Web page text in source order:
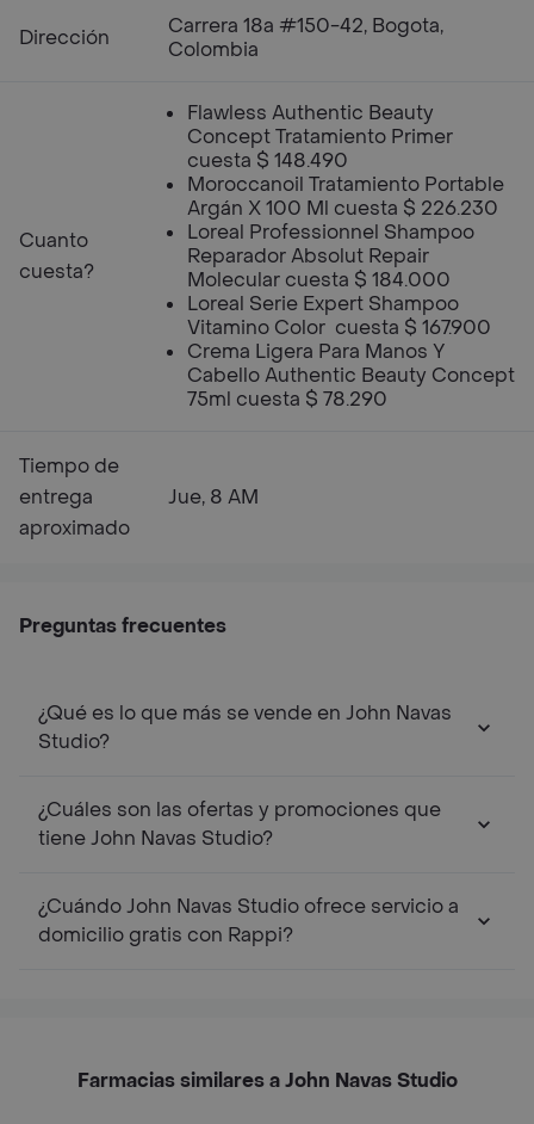
Dirección
Carrera 18a #150-42, Bogota,
Colombia
Cuanto
cuesta?
Flawless Authentic Beauty
Concept Tratamiento Primer
cuesta $ 148.490
Moroccanoil Tratamiento Portable
Argán X 100 Ml cuesta $ 226.230
Loreal Professionnel Shampoo
Reparador Absolut Repair
Molecular cuesta $ 184.000
Loreal Serie Expert Shampoo
Vitamino Color cuesta $ 167.900
Crema Ligera Para Manos Y
Cabello Authentic Beauty Concept
75ml cuesta $ 78.290
Tiempo de
entrega
aproximado
Jue, 8 AM
Preguntas frecuentes
¿Qué es lo que más se vende en John Navas
Studio?
¿Cuáles son las ofertas y promociones que
tiene John Navas Studio?
¿Cuándo John Navas Studio ofrece servicio a
domicilio gratis con Rappi?
Farmacias similares a John Navas Studio